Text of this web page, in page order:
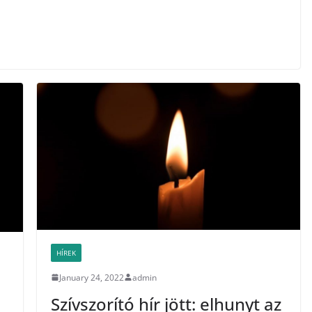
HÍREK
January 24, 2022 admin
Szívszorító hír jött: elhunyt az